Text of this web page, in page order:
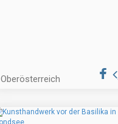
Oberösterreich